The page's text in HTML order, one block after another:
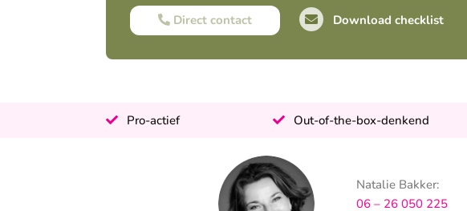
Direct contact Download checklist
Pro-actief Out-of-the-box-denkend
Natalie Bakker:
06 – 26 050 225